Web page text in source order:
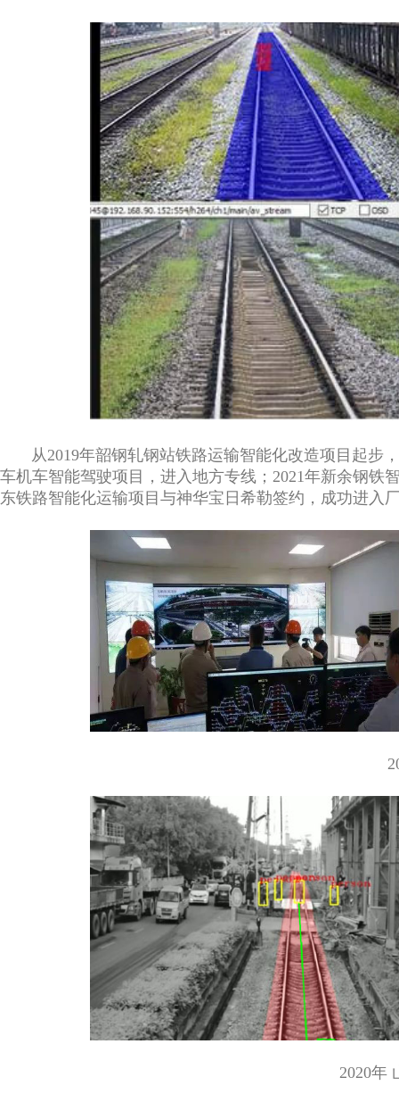
从2019年韶钢轧钢站铁路运输智能化改造项目起步
车机车智能驾驶项目，进入地方专线；2021年新余钢铁
东铁路智能化运输项目与神华宝日希勒签约，成功进入
2020年